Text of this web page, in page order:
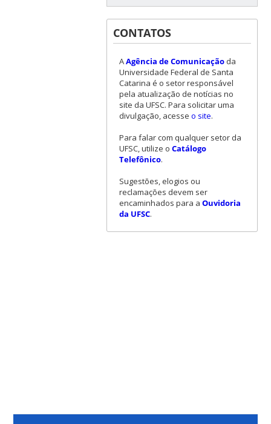
CONTATOS
AAgência de Comunicaçãoda
Universidade Federal de Santa
Catarina é o setor responsável
pela atualização de notícias no
site da UFSC. Para solicitar uma
divulgação, acesse o site.
Para falar com qualquer setor da
UFSC, utilize o Catálogo
Telefônico.
Sugestões, elogios ou
reclamações devem ser
encaminhados para a Ouvidoria
da UFSC.